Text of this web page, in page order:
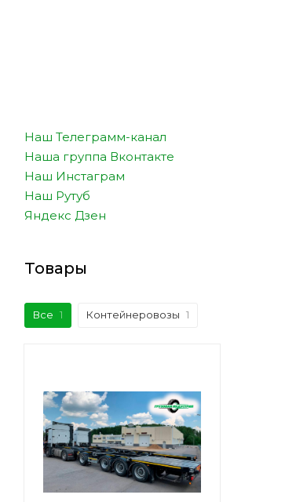
Наш Телеграмм-канал
Наша группа Вконтакте
Наш Инстаграм
Наш Рутуб
Яндекс Дзен
Товары
Все 1 Контейнеровозы 1